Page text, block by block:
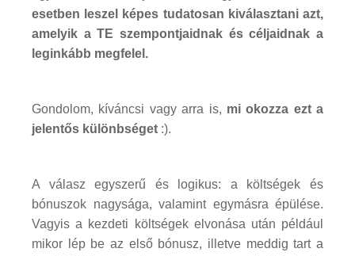
esetben leszel képes tudatosan kiválasztani azt,
amelyik a TE szempontjaidnak és céljaidnak a
leginkább megfelel.
Gondolom, kíváncsi vagy arra is, mi okozza ezt a
jelentős különbséget :).
A válasz egyszerű és logikus: a költségek és
bónuszok nagysága, valamint egymásra épülése.
Vagyis a kezdeti költségek elvonása után például
mikor lép be az első bónusz, illetve meddig tart a